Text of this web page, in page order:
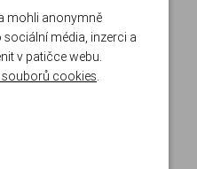
mohli anonymně
média, inzerci a
v patičce webu.
cookies.